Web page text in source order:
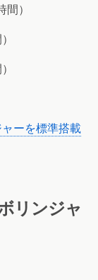
）
ーを標準搭載
リンジャ